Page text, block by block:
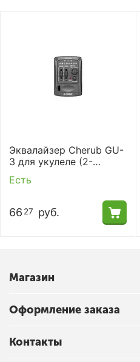
Эквалайзер Cherub GU-
3 для укулеле (2-
полосный, врезной)
Есть
66 27 руб.
Магазин
Оформление заказа
Контакты